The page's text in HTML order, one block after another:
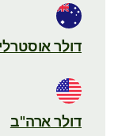
דולר אוסטרלי
דולר ארה"ב